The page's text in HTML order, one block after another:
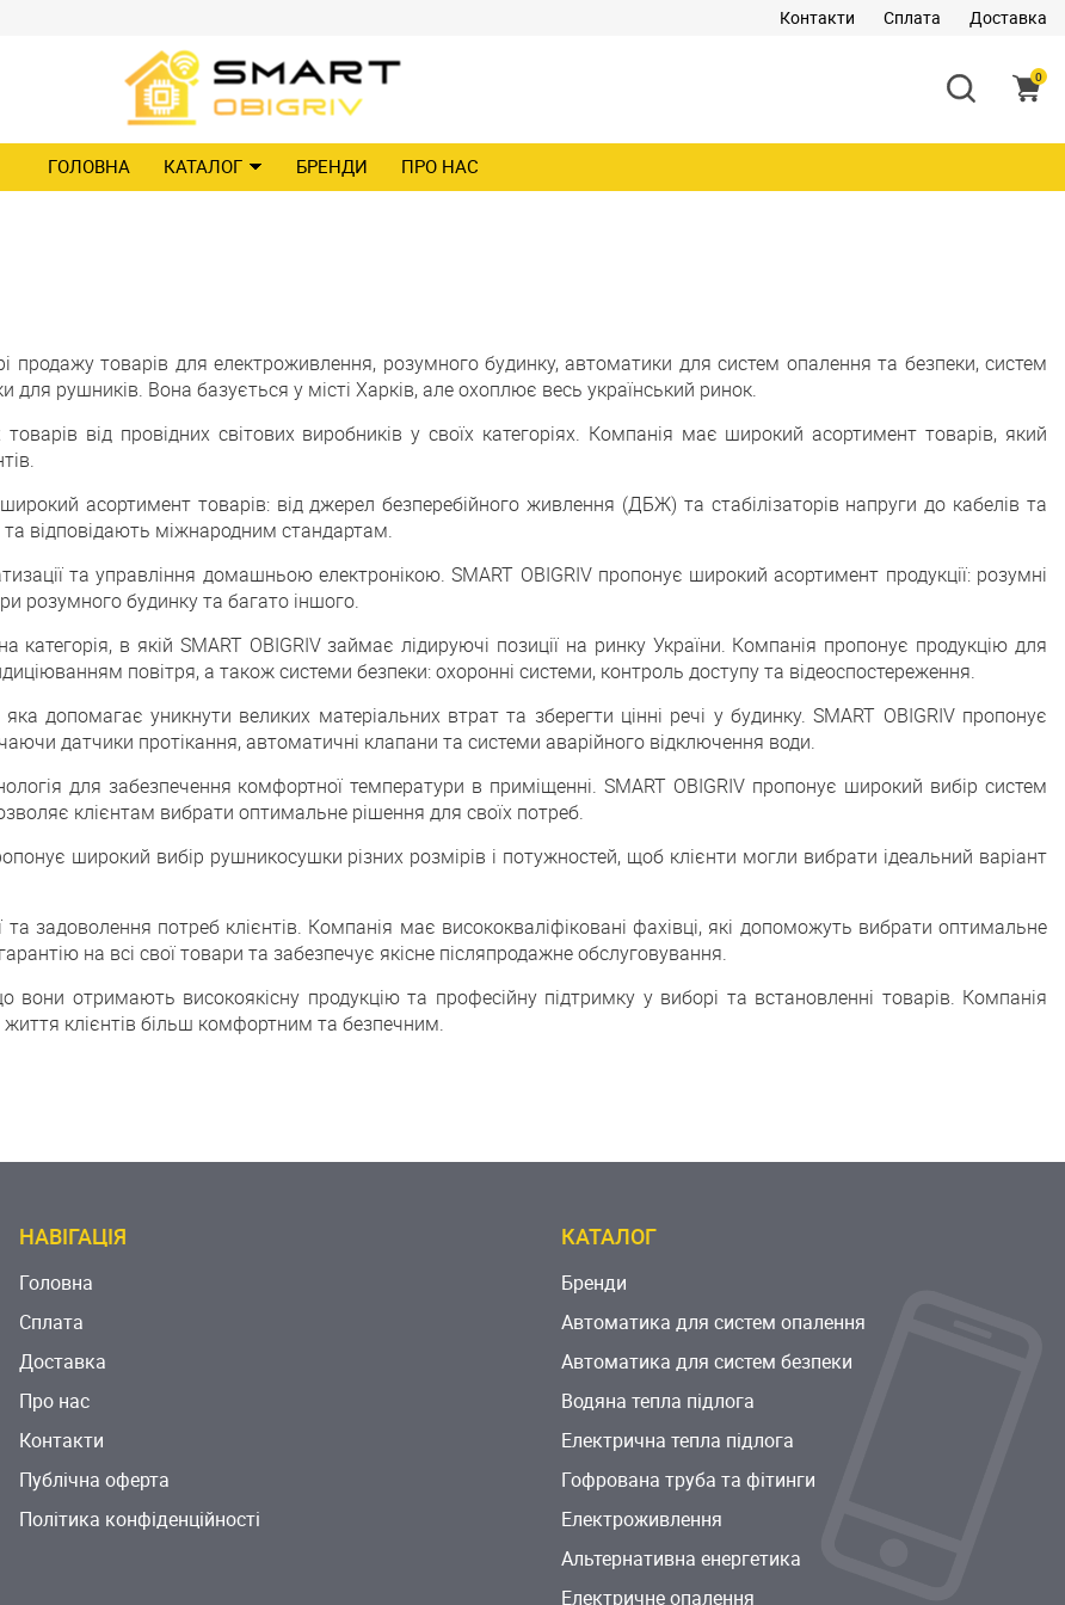
Контакти Сплата
Доставка
0
ГОЛОВНА КАТАЛОГ БРЕНДИ ПРО НАС
продажу товарів для електроживлення, розумного будинку, автоматики для систем опалення та безпеки, систем
для рушників. Вона базується у місті Харків, але охоплює весь український ринок.
від провідних світових виробників у своїх категоріях. Компанія має широкий асортимент товарів, який
асортимент товарів: від джерел безперебійного живлення (ДБЖ) та стабілізаторів напруги до кабелів та
відповідають міжнародним стандартам.
та управління домашньою електронікою. SMART OBIGRIV пропонує широкий асортимент продукції: розумні
розумного будинку та багато іншого.
в якій SMART OBIGRIV займає лідируючі позиції на ринку України. Компанія пропонує продукцію для
повітря, а також системи безпеки: охоронні системи, контроль доступу та відеоспостереження.
допомагає уникнути великих матеріальних втрат та зберегти цінні речі у будинку. SMART OBIGRIV пропонує
датчики протікання, автоматичні клапани та системи аварійного відключення води.
для забезпечення комфортної температури в приміщенні. SMART OBIGRIV пропонує широкий вибір систем
клієнтам вибрати оптимальне рішення для своїх потреб.
широкий вибір рушникосушки різних розмірів і потужностей, щоб клієнти могли вибрати ідеальний варіант
та задоволення потреб клієнтів. Компанія має висококваліфіковані фахівці, які допоможуть вибрати оптимальне
на всі свої товари та забезпечує якісне післяпродажне обслуговування.
отримають високоякісну продукцію та професійну підтримку у виборі та встановленні товарів. Компанія
клієнтів більш комфортним та безпечним.
НАВІГАЦІЯ
Головна
Сплата
Доставка
Про нас
Контакти
Публічна оферта
Політика конфіденційності
КАТАЛОГ
Бренди
Автоматика для систем опалення
Автоматика для систем безпеки
Водяна тепла підлога
Електрична тепла підлога
Гофрована труба та фітинги
Електроживлення
Альтернативна енергетика
Електричне опалення